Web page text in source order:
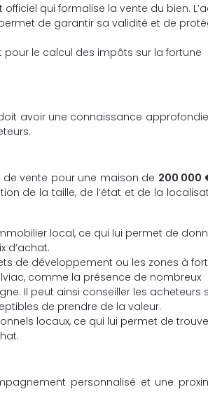
qui formalise la vente du bien.
de garantir sa validité et de
le calcul des impôts sur la fortune
avoir une connaissance
vente pour une maison de 200 000
de la taille, de l’état et de la
local, ce qui lui permet de
d’achat.
de développement ou les zones à
comme la présence de nombreux
Il peut ainsi conseiller les acheteurs
de prendre de la valeur.
locaux, ce qui lui permet de
personnalisé et une